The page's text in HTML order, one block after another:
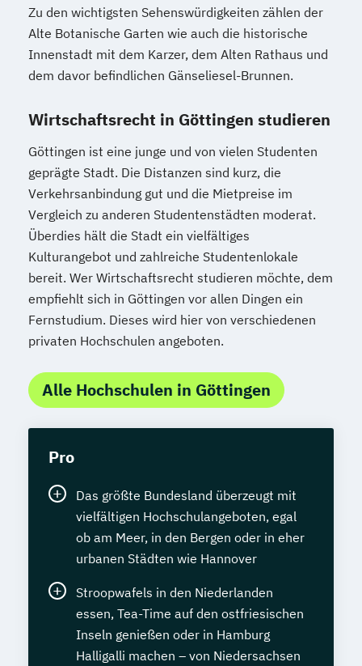
Zu den wichtigsten Sehenswürdigkeiten zählen der
Alte Botanische Garten wie auch die historische
Innenstadt mit dem Karzer, dem Alten Rathaus und
dem davor befindlichen Gänseliesel-Brunnen.
Wirtschaftsrecht in Göttingen studieren
Göttingen ist eine junge und von vielen Studenten
geprägte Stadt. Die Distanzen sind kurz, die
Verkehrsanbindung gut und die Mietpreise im
Vergleich zu anderen Studentenstädten moderat.
Überdies hält die Stadt ein vielfältiges
Kulturangebot und zahlreiche Studentenlokale
bereit. Wer Wirtschaftsrecht studieren möchte, dem
empfiehlt sich in Göttingen vor allen Dingen ein
Fernstudium. Dieses wird hier von verschiedenen
privaten Hochschulen angeboten.
Alle Hochschulen in Göttingen
Pro
Das größte Bundesland überzeugt mit
vielfältigen Hochschulangeboten, egal
ob am Meer, in den Bergen oder in eher
urbanen Städten wie Hannover
Stroopwafels in den Niederlanden
essen, Tea-Time auf den ostfriesischen
Inseln genießen oder in Hamburg
Halligalli machen – von Niedersachsen